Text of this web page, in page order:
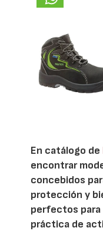
En catálogo de
encontrar
concebidos
protección y
perfectos para
práctica de